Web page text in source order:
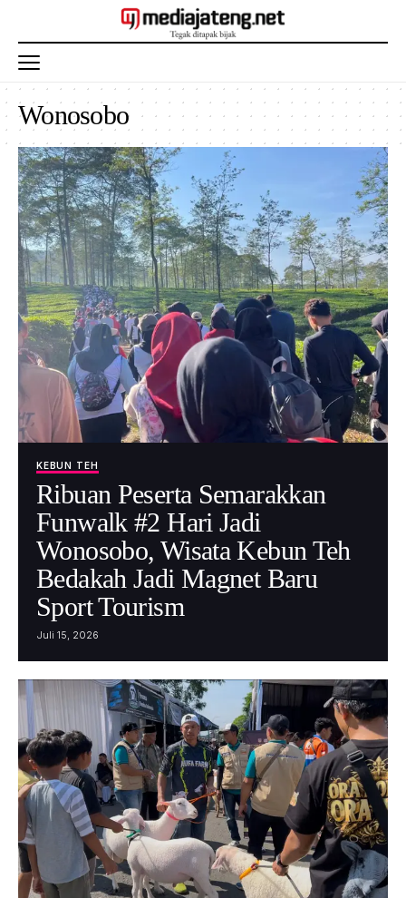
Wonosobo
KEBUN TEH
Ribuan Peserta Semarakkan
Funwalk #2 Hari Jadi
Wonosobo, Wisata Kebun Teh
Bedakah Jadi Magnet Baru
Sport Tourism
Juli 15, 2026